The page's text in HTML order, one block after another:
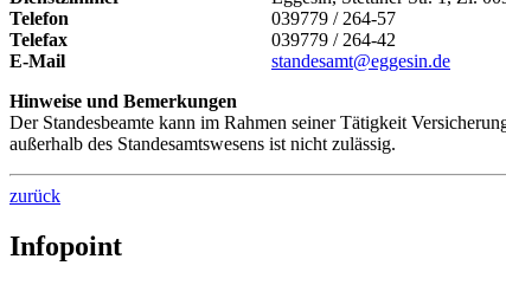
Telefon
039779 / 264-57
Telefax
039779 / 264-42
E-Mail
standesamt@eggesin.de
Hinweise und Bemerkungen
Der Standesbeamte kann im Rahmen seiner Tätigkeit
außerhalb des Standesamtswesens ist nicht zulässig.
zurück
Infopoint